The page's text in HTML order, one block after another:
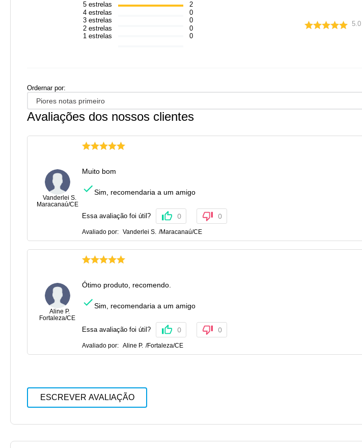
5 estrelas
4 estrelas
3 estrelas
2 estrelas
1 estrelas
2
0
0
0
0
5.0
Ordernar por:
Piores notas primeiro
Avaliações dos nossos clientes
Vanderlei S.
Maracanaú/CE
Muito bom
Sim, recomendaria a um amigo
Essa avaliação foi útil? 0 0
Avaliado por: Vanderlei S. /Maracanaú/CE
Aline P.
Fortaleza/CE
Ótimo produto, recomendo.
Sim, recomendaria a um amigo
Essa avaliação foi útil? 0 0
Avaliado por: Aline P. /Fortaleza/CE
ESCREVER AVALIAÇÃO